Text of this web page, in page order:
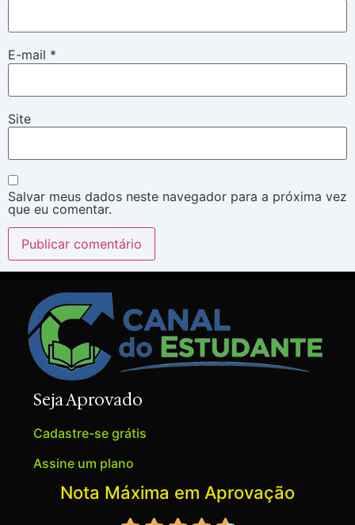
E-mail *
Site
Salvar meus dados neste navegador para a próxima vez
que eu comentar.
Seja Aprovado
Cadastre-se grátis
Assine um plano
Nota Máxima em Aprovação